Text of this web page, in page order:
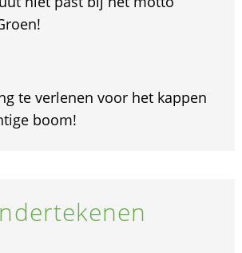
te verlenen voor het kappen
boom!